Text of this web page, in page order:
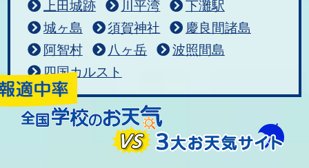
上田城跡
川平湾
下灘駅
城ヶ島
須賀神社
慶良間諸島
阿智村
八ヶ岳
波照間島
四国カルスト